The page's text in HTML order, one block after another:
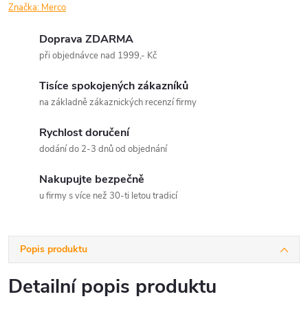
Značka: Merco
Doprava ZDARMA
při objednávce nad 1999,- Kč
Tisíce spokojených zákazníků
na základně zákaznických recenzí firmy
Rychlost doručení
dodání do 2-3 dnů od objednání
Nakupujte bezpečně
u firmy s více než 30-ti letou tradicí
Popis produktu
Detailní popis produktu